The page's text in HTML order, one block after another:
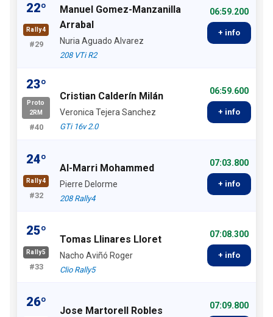
22º
Rally4
#29
Manuel Gomez-Manzanilla
Arrabal
Nuria Aguado Alvarez
208 VTi R2
06:59.200
+ info
23º
Proto
2RM
#40
Cristian Calderín Milán
Veronica Tejera Sanchez
GTi 16v 2.0
06:59.600
+ info
24º
Rally4
#32
Al-Marri Mohammed
Pierre Delorme
208 Rally4
07:03.800
+ info
25º
Rally5
#33
Tomas Llinares Lloret
Nacho Aviñó Roger
Clio Rally5
07:08.300
+ info
26º
Jose Martorell Robles 07:09.800